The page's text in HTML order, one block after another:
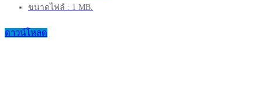
ขนาดไฟล์ : 1 MB.
ดาวน์โหลด